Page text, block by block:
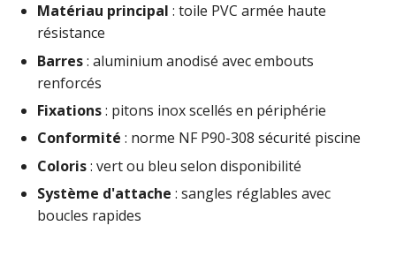
Matériau principal : toile PVC armée haute
résistance
Barres: aluminium anodisé avec embouts
renforcés
Fixations: pitons inox scellés en périphérie
Conformité : norme NF P90-308 sécurité piscine
Coloris: vert ou bleu selon disponibilité
Système d'attache : sangles réglables avec
boucles rapides